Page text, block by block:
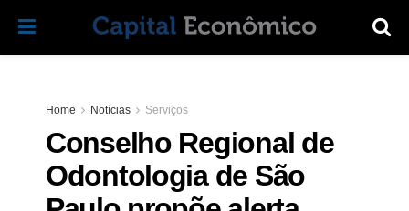
Home Notícias Serviços
Conselho Regional de
Odontologia de São